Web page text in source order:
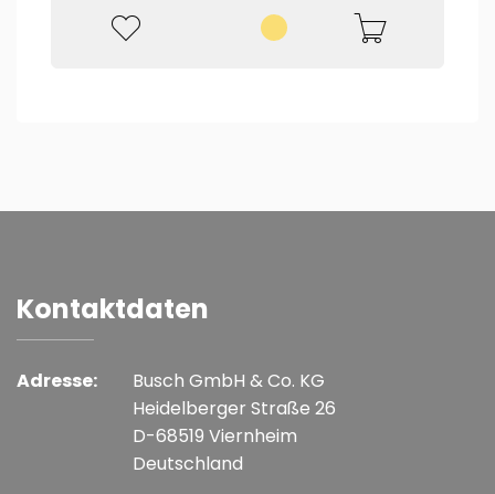
Kontaktdaten
Adresse:
Busch GmbH & Co. KG
Heidelberger Straße 26
D-68519 Viernheim
Deutschland